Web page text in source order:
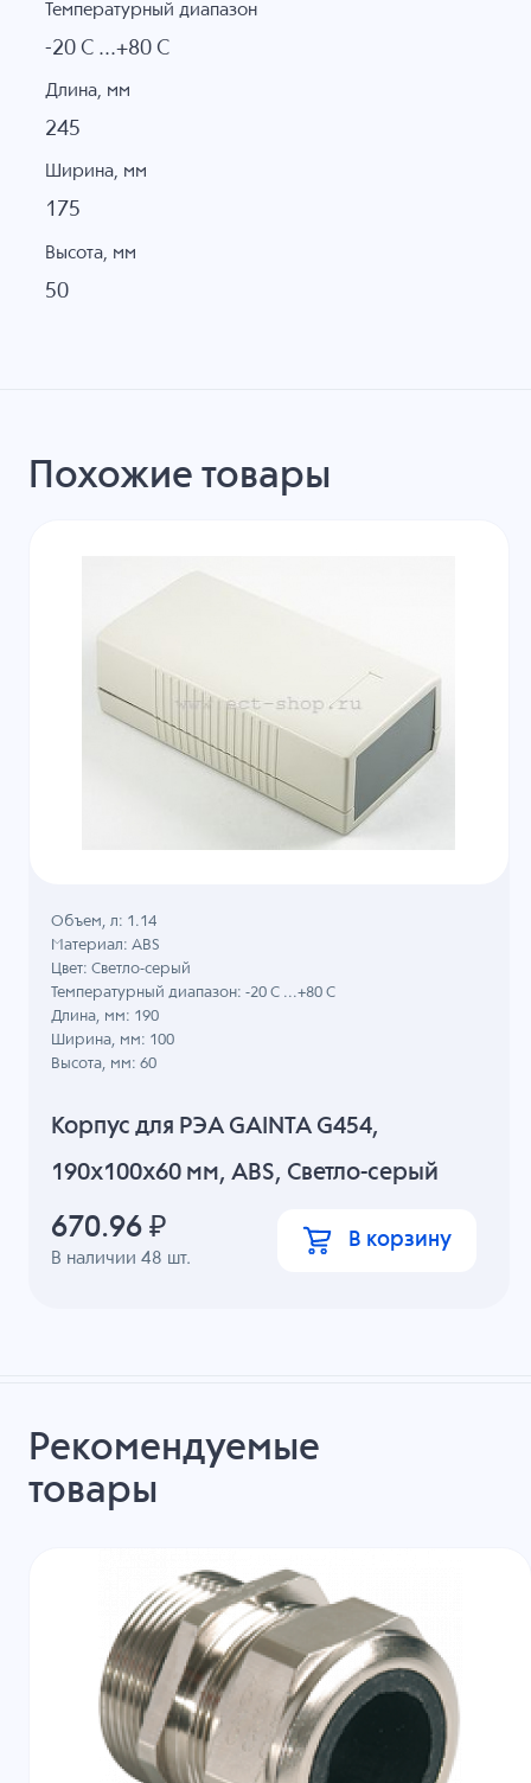
Температурный диапазон
-20 C ...+80 C
Длина, мм
245
Ширина, мм
175
Высота, мм
50
Похожие товары
Корпус для РЭА GAINTA G454,
190x100x60 мм, ABS, Светло-серый
В наличии48 шт.
Объем, л: 1.14
Материал: ABS
Цвет: Светло-серый
Температурный диапазон: -20 C ...+80 C
Длина, мм: 190
Ширина, мм: 100
Высота, мм: 60
670.96 ₽ В корзину
Рекомендуемые
товары